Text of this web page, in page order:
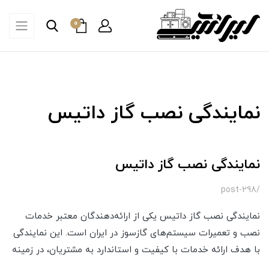
0
نمایندگی نصب گاز داتیس
نمایندگی نصب گاز داتیس
/post-298
نمایندگی نصب گاز داتیس یکی از ارائه‌دهندگان معتبر خدمات
نصب و تعمیرات سیستم‌های گازسوز در ایران است. این نمایندگی
با هدف ارائه خدمات با کیفیت و استاندارد به مشتریان، در زمینه